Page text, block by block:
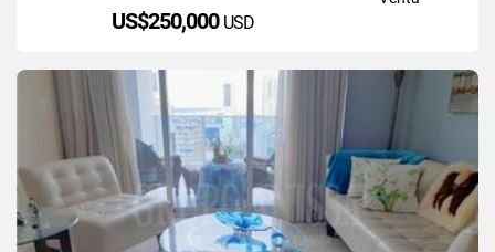
US$250,000 USD